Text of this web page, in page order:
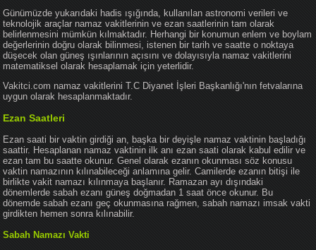
Günümüzde yukarıdaki hadis ışığında, kullanılan astronomi verileri ve
teknolojik araçlar namaz vakitlerinin ve ezan saatlerinin tam olarak
belirlenmesini mümkün kılmaktadır. Herhangi bir konumun enlem ve boylam
değerlerinin doğru olarak bilinmesi, istenen bir tarih ve saatte o noktaya
düşecek olan güneş ışınlarının açısını ve dolayısıyla namaz vakitlerini
matematiksel olarak hesaplamak için yeterlidir.
Vakitci.com namaz vakitlerini T.C Diyanet İşleri Başkanlığı'nın fetvalarına
uygun olarak hesaplanmaktadır.
Ezan Saatleri
Ezan saati bir vaktin girdiği an, başka bir deyişle namaz vaktinin başladığı
saattir. Hesaplanan namaz vaktinin ilk anı ezan saati olarak kabul edilir ve
ezan tam bu saatte okunur. Genel olarak ezanın okunması söz konusu
vaktin namazının kılınabileceği anlamına gelir. Camilerde ezanın bitişi ile
birlikte vakit namazı kılınmaya başlanır. Ramazan ayı dışındaki
dönemlerde sabah ezanı güneş doğmadan 1 saat önce okunur. Bu
dönemde sabah ezanı geç okunmasına rağmen, sabah namazı imsak vakti
girdikten hemen sonra kılınabilir.
Sabah Namazı Vakti